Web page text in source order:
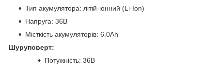
Тип акумулятора: літій-іонний (Li-Ion)
Напруга: 36В
Місткість акумуляторів: 6.0Ah
Шуруповерт:
Потужність: 36В